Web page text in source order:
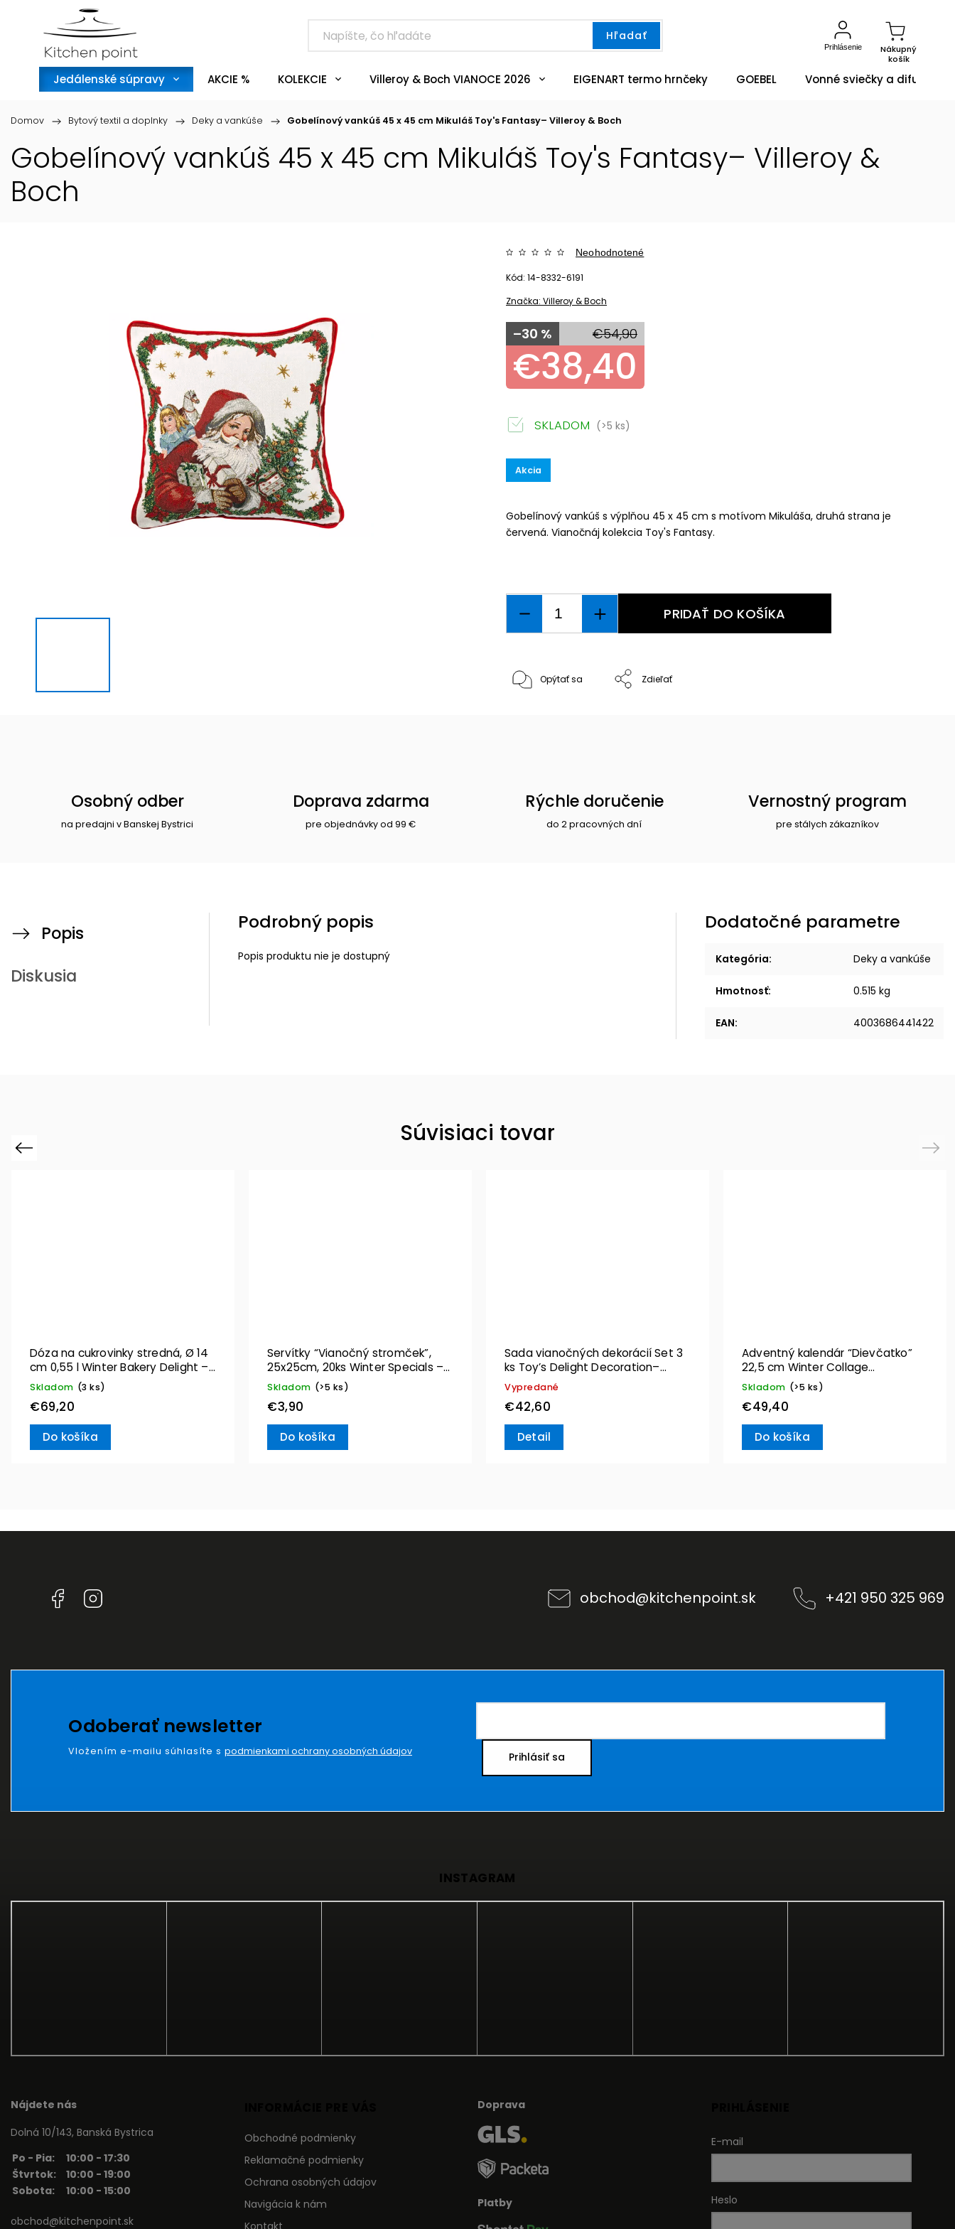
Hľadať
Nákupný
košík
Prihlásenie
Jedálenské súpravy AKCIE % KOLEKCIE Villeroy & Boch VIANOCE 2026 EIGENART termo hrnčeky GOEBEL Vonné sviečky a difuzéry
Domov / Bytový textil a doplnky / Deky a vankúše / Gobelínový vankúš 45 x 45 cm Mikuláš Toy's Fantasy– Villeroy & Boch
Gobelínový vankúš 45 x 45 cm Mikuláš Toy's Fantasy– Villeroy &
Boch
Značka:Villeroy & Boch
Neohodnotené
€54,90
–30 %
€38,40
Kód: 14-8332-6191
Akcia
Gobelínový vankúš s výplňou 45 x 45 cm s motívom Mikuláša, druhá strana je
červená. Vianočnáj kolekcia Toy's Fantasy.
SKLADOM (>5 ks)
PRIDAŤ DO KOŠÍKA
Opýtať sa Zdieľať
Osobný odber
na predajni v Banskej Bystrici
Doprava zdarma
pre objednávky od 99 €
Rýchle doručenie
do 2 pracovných dní
Vernostný program
pre stálych zákazníkov
Popis
Diskusia
Podrobný popis
Popis produktu nie je dostupný
Dodatočné parametre
Kategória: Deky a vankúše
Hmotnosť: 0.515 kg
EAN: 4003686441422
Súvisiaci tovar
Previous
Dóza na cukrovinky stredná, Ø 14
cm 0,55 l Winter Bakery Delight –
Villeroy & Boch
Skladom (3 ks)
€69,20
Do košíka
Servítky “Vianočný stromček”,
25x25cm, 20ks Winter Specials –
Villeroy & Boch
Skladom (>5 ks)
€3,90
Do košíka
Sada vianočných dekorácií Set 3
ks Toy’s Delight Decoration–
Villeroy & Boch
Vypredané
€42,60
Detail
Adventný kalendár “Dievčatko”
22,5 cm Winter Collage
Accessoires – Villeroy & Boch
Skladom (>5 ks)
€49,40
Do košíka
Next
Facebook obchod@kitchenpoint.sk +421 950 325 969
Odoberať newsletter
Vložením e-mailu súhlasíte s podmienkami ochrany osobných údajov Prihlásiť sa
INSTAGRAM
Nájdete nás
Dolná 10/143, Banská Bystrica
Po - Pia:
10:00 - 17:30
Štvrtok:
10:00 - 19:00
Sobota:
10:00 - 15:00
obchod@kitchenpoint.sk
Obchodné podmienky
Reklamačné podmienky
Ochrana osobných údajov
Navigácia k nám
Kontakt
Doprava
Platby
E-mail
Heslo